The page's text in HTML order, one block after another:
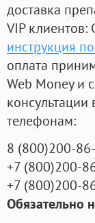
доставка
VIP
инструкция
оплата
Web Money и
телефонам:
8 (800)200-
+7 (800)200-
+7 (800)200-
Обязательно